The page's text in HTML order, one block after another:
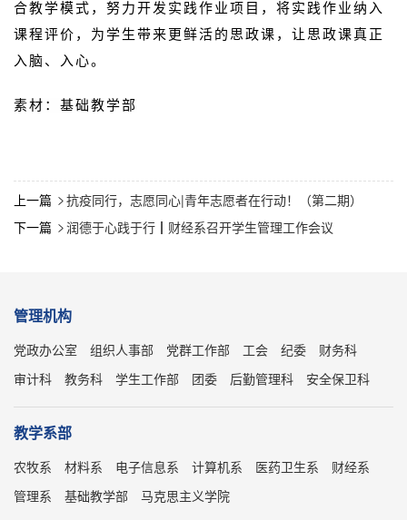
合教学模式，努力开发实践作业项目，将实践作业纳入
课程评价，为学生带来更鲜活的思政课，让思政课真正
入脑、入心。
素材：基础教学部
上一篇  抗疫同行，志愿同心|青年志愿者在行动！（第二期）
下一篇  润德于心践于行┃财经系召开学生管理工作会议
管理机构
党政办公室 组织人事部 党群工作部 工会 纪委
财务科
审计科
教务科 学生工作部 团委 后勤管理科 安全保卫科
教学系部
农牧系 材料系 电子信息系 计算机系 医药卫生系
财经系
管理系
基础教学部 马克思主义学院